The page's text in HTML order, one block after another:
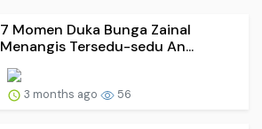
7 Momen Duka Bunga Zainal
Menangis Tersedu-sedu An...
3 months ago 56